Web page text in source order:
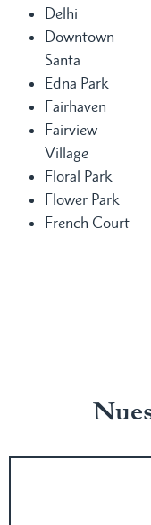
Delhi
Downtown
Santa
Edna Park
Fairhaven
Fairview
Village
Floral Park
Flower Park
French Court